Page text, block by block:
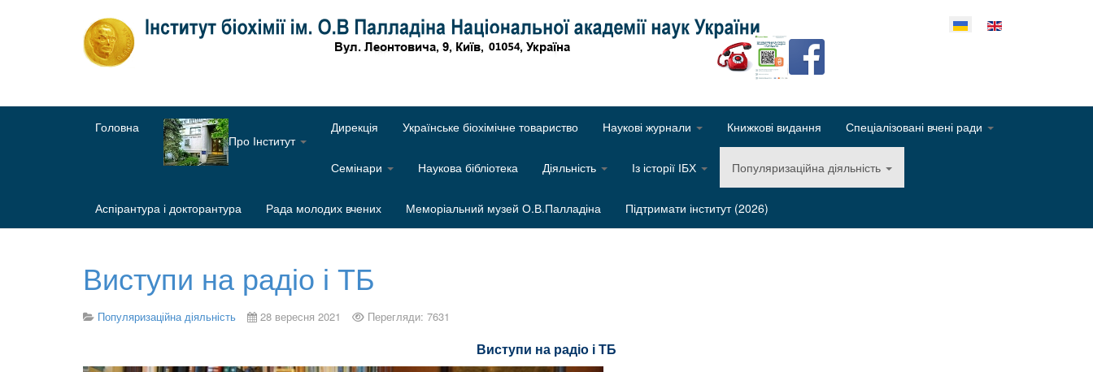
Оберіть свою мову
Головна
Про Інститут
Дирекція Українське біохімічне товариство Наукові журнали Книжкові видання Спеціалізовані вчені ради
Семінари Наукова бібліотека Діяльність Із історії ІБХ Популяризаційна діяльність
Аспірантура і докторантура Рада молодих вчених Меморіальний музей О.В.Палладіна Підтримати інститут (2026)
Виступи на радіо і ТБ
Популяризаційна діяльність 28 вересня 2021 Перегляди: 7631
Виступи на радіо і ТБ